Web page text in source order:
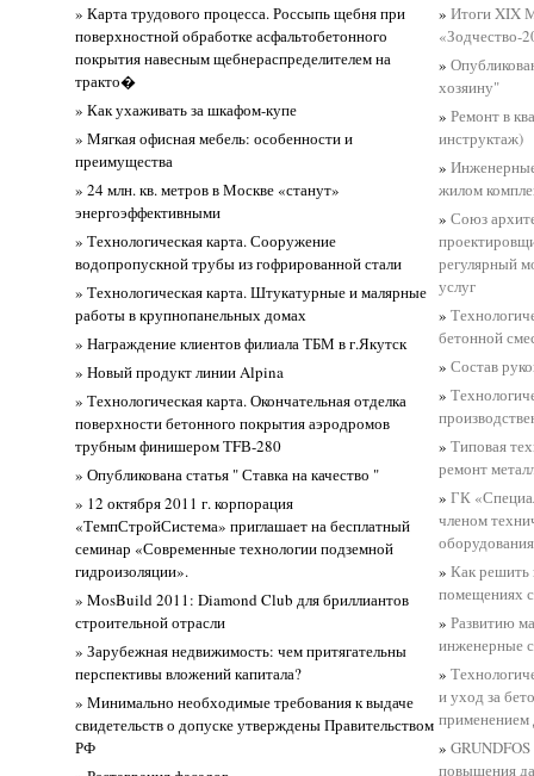
» Карта трудового процесса. Россыпь щебня при
поверхностной обработке асфальтобетонного
покрытия навесным щебнераспределителем на
тракто�
» Как ухаживать за шкафом-купе
» Мягкая офисная мебель: особенности и
преимущества
» 24 млн. кв. метров в Москве «станут»
энергоэффективными
» Технологическая карта. Сооружение
водопропускной трубы из гофрированной стали
» Технологическая карта. Штукатурные и малярные
работы в крупнопанельных домах
» Награждение клиентов филиала ТБМ в г.Якутск
» Новый продукт линии Alpina
» Технологическая карта. Окончательная отделка
поверхности бетонного покрытия аэродромов
трубным финишером ТFВ-280
» Опубликована статья " Ставка на качество "
» 12 октября 2011 г. корпорация
«ТемпСтройСистема» приглашает на бесплатный
семинар «Современные технологии подземной
гидроизоляции».
» MosBuild 2011: Diamond Club для бриллиантов
строительной отрасли
» Зарубежная недвижимость: чем притягательны
перспективы вложений капитала?
» Минимально необходимые требования к выдаче
свидетельств о допуске утверждены Правительством
РФ
»Итоги XIX
«Зодчество-
»
хозяину"
»Ремонт в
инструктаж)
»
жилом
»Союз
регулярный
услуг
»
бетонной
»Состав
»
»Типовая
ремонт
»ГК
членом
»Как решить
помещениях
»Развитию
инженерные
»
и уход за
»
повышения